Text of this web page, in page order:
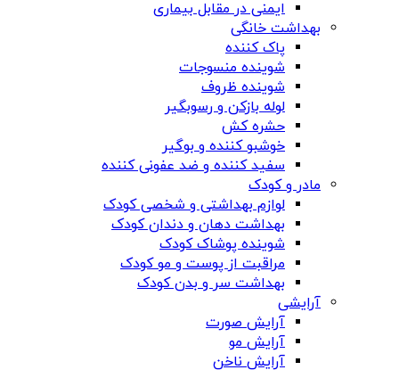
ایمنی در مقابل بیماری
بهداشت خانگی
پاک کننده
شوینده منسوجات
شوینده ظروف
لوله بازکن و رسوبگیر
حشره کش
خوشبو کننده و بوگیر
سفید کننده و ضد عفونی کننده
مادر و کودک
لوازم بهداشتی و شخصی کودک
بهداشت دهان و دندان کودک
شوینده پوشاک کودک
مراقبت از پوست و مو کودک
بهداشت سر و بدن کودک
آرایشی
آرایش صورت
آرایش مو
آرایش ناخن